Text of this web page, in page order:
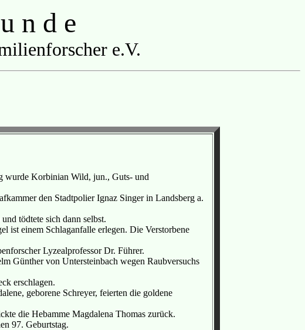
n d e
e.V.
wurde Korbinian Wild, jun., Guts- und
den Stadtpolier Ignaz Singer in Landsberg a.
tödtete sich dann selbst.
ist einem Schlaganfalle erlegen. Die Verstorbene
Lyzealprofessor Dr. Führer.
Günther von Untersteinbach wegen Raubversuchs
erschlagen.
geborene Schreyer, feierten die goldene
die Hebamme Magdalena Thomas zurück.
97. Geburtstag.